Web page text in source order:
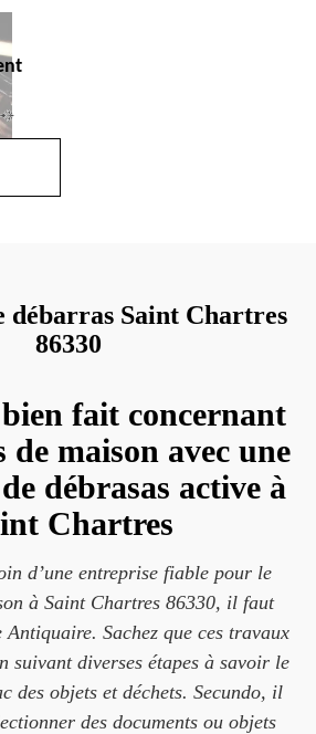
débarras Saint Chartres
86330
fait concernant
de maison avec une
débrasas active à
Chartres
d’une entreprise fiable pour le
à Saint Chartres 86330, il faut
Antiquaire. Sachez que ces travaux
suivant diverses étapes à savoir le
des objets et déchets. Secundo, il
des documents ou objets